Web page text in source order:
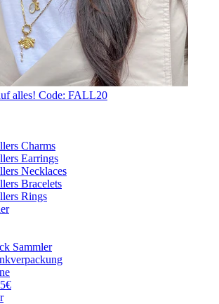
alles! Code: FALL20
Charms
Earrings
Necklaces
Bracelets
Rings
Sammler